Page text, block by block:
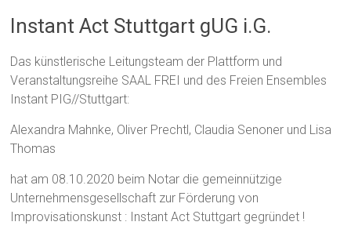
Instant Act Stuttgart gUG i.G.
Das künstlerische Leitungsteam der Plattform und
Veranstaltungsreihe SAAL FREI und des Freien Ensembles
Instant PIG//Stuttgart:
Alexandra Mahnke, Oliver Prechtl, Claudia Senoner und Lisa
Thomas
hat am 08.10.2020 beim Notar die gemeinnützige
Unternehmensgesellschaft zur Förderung von
Improvisationskunst : Instant Act Stuttgart gegründet !